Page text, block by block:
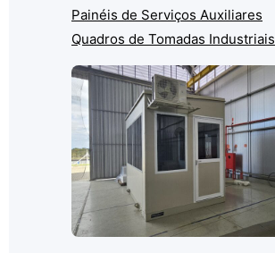
Painéis de Serviços Auxiliares
Quadros de Tomadas Industriais